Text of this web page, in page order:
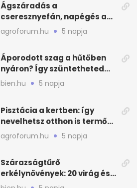
Ágszáradás a
cseresznyefán, napégés a
kajszin: mit tehetsz most?
agroforum.hu 5 napja
Áporodott szag a hűtőben
nyáron? Így szüntetheted
meg olcsón
bien.hu 5 napja
Pisztácia a kertben: így
nevelhetsz otthon is termő
növényt
agroforum.hu 5 napja
Szárazságtűrő
erkélynövények: 20 virág és
cserje a forró nyárra